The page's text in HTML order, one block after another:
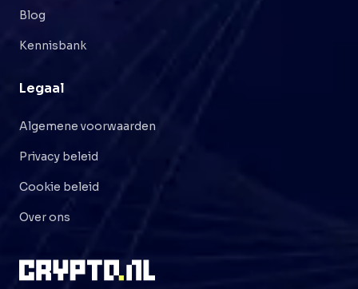
Blog
Kennisbank
Legaal
Algemene voorwaarden
Privacy beleid
Cookie beleid
Over ons